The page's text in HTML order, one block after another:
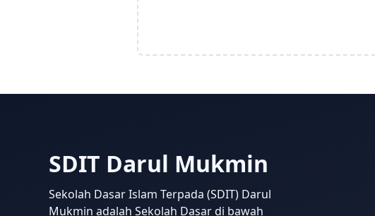
SDIT Darul Mukmin
Sekolah Dasar Islam Terpada (SDIT) Darul
Mukmin adalah Sekolah Dasar di bawah